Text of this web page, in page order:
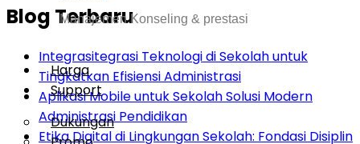
Manajemen Konseling & prestasi
Harga
Support
Dukungan
Blog Terbaru
Integrasitegrasi Teknologi di Sekolah untuk
Tingkatkan Efisiensi Administrasi
Aplikasi Mobile untuk Sekolah Solusi Modern
Administrasi Pendidikan
Etika Digital di Lingkungan Sekolah: Fondasi Disiplin